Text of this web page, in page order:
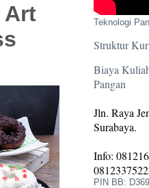
Art
Teknologi
Struktur
Biaya
Pangan
Jln. Raya
Surabaya.
Info:
PIN BB: